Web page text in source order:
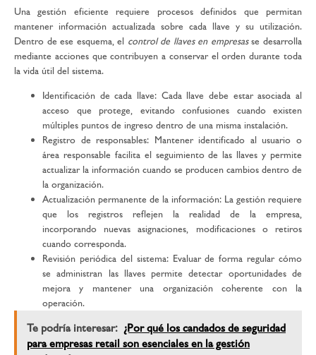
Una gestión eficiente requiere procesos definidos que permitan
mantener información actualizada sobre cada llave y su utilización.
Dentro de ese esquema, el control de llaves en empresasse desarrolla
mediante acciones que contribuyen a conservar el orden durante toda
la vida útil del sistema.
Identificación de cada llave: Cada llave debe estar asociada al
acceso que protege, evitando confusiones cuando existen
múltiples puntos de ingreso dentro de una misma instalación.
Registro de responsables: Mantener identificado al usuario o
área responsable facilita el seguimiento de las llaves y permite
actualizar la información cuando se producen cambios dentro de
la organización.
Actualización permanente de la información: La gestión requiere
que los registros reflejen la realidad de la empresa,
incorporando nuevas asignaciones, modificaciones o retiros
cuando corresponda.
Revisión periódica del sistema:Evaluar de forma regular cómo
se administran las llaves permite detectar oportunidades de
mejora y mantener una organización coherente con la
operación.
Te podría interesar: ¿Por qué los candados de seguridad
para empresas retail son esenciales en la gestión